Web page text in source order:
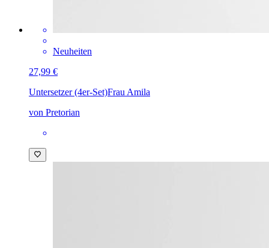
Neuheiten
27,99 €
Untersetzer (4er-Set)Frau Amila
von Pretorian